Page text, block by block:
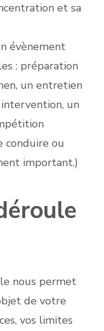
et sa
évènement
: préparation
un entretien
un
conduire ou
important.)
nous permet
de votre
vos limites